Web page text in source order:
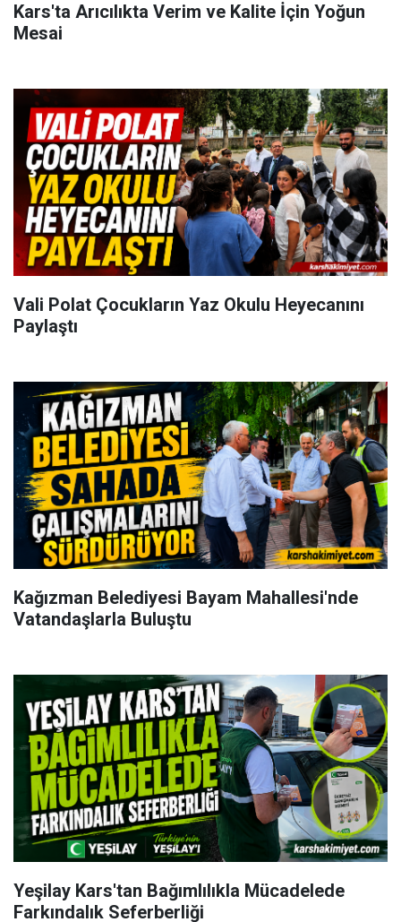
Kars'ta Arıcılıkta Verim ve Kalite İçin Yoğun
Mesai
Vali Polat Çocukların Yaz Okulu Heyecanını
Paylaştı
Kağızman Belediyesi Bayam Mahallesi'nde
Vatandaşlarla Buluştu
Yeşilay Kars'tan Bağımlılıkla Mücadelede
Farkındalık Seferberliği